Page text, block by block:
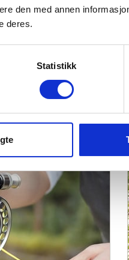
den med annen
deres.
Statistikk